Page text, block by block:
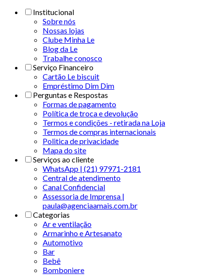
Institucional
Sobre nós
Nossas lojas
Clube Minha Le
Blog da Le
Trabalhe conosco
Serviço Financeiro
Cartão Le biscuit
Empréstimo Dim Dim
Perguntas e Respostas
Formas de pagamento
Política de troca e devolução
Termos e condições - retirada na Loja
Termos de compras internacionais
Politica de privacidade
Mapa do site
Serviços ao cliente
WhatsApp | (21) 97971-2181
Central de atendimento
Canal Confidencial
Assessoria de Imprensa |
paula@agenciaamais.com.br
Categorias
Ar e ventilação
Armarinho e Artesanato
Automotivo
Bar
Bebê
Bomboniere